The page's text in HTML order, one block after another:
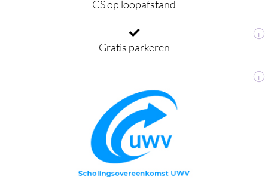
CS op loopafstand
i
Gratis parkeren
i